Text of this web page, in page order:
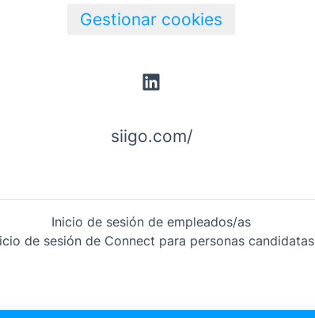
Gestionar cookies
siigo.com/
Inicio de sesión de empleados/as
de sesión de Connect para personas candidatas